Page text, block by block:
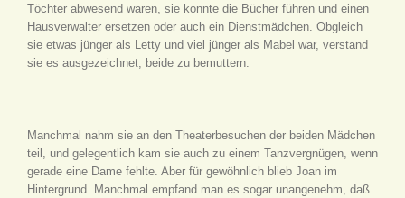
Töchter abwesend waren, sie konnte die Bücher führen und einen
Hausverwalter ersetzen oder auch ein Dienstmädchen. Obgleich
sie etwas jünger als Letty und viel jünger als Mabel war, verstand
sie es ausgezeichnet, beide zu bemuttern.
Manchmal nahm sie an den Theaterbesuchen der beiden Mädchen
teil, und gelegentlich kam sie auch zu einem Tanzvergnügen, wenn
gerade eine Dame fehlte. Aber für gewöhnlich blieb Joan im
Hintergrund. Manchmal empfand man es sogar unangenehm, daß